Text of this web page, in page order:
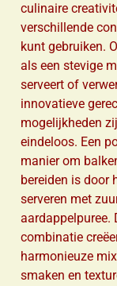
culinaire
verschillende
kunt gebruiken.
als een stevige
serveert of
innovatieve
mogelijkheden
eindeloos. Een
manier om
bereiden is door
serveren met
aardappelpuree.
combinatie
harmonieuze
smaken en